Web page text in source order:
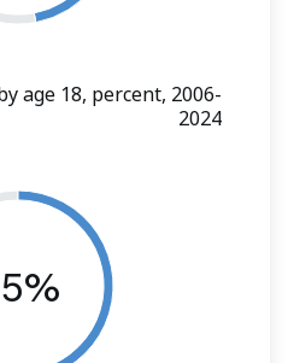
age 18, percent, 2006-
2024